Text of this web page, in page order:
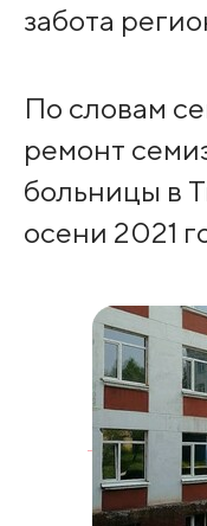
забота
По словам
ремонт
больницы в
осени 2021